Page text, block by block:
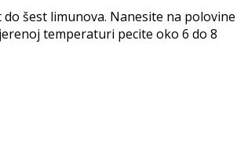
šest limunova. Nanesite na polovine
temperaturi pecite oko 6 do 8